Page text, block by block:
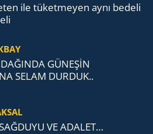
ile tü­ket­me­yen aynı be­de­li
GÜNEŞİN
SELAM DURDUK..
VE ADA­LET…